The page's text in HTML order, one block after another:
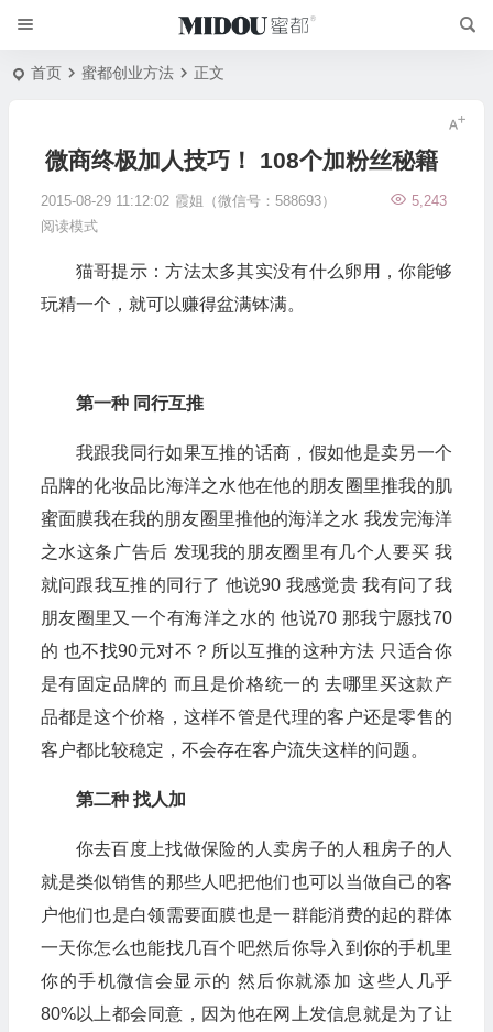
首页 蜜都创业方法 正文
微商终极加人技巧！ 108个加粉丝秘籍
2015-08-29 11:12:02 霞姐（微信号：588693）
5,243
阅读模式
猫哥提示：方法太多其实没有什么卵用，你能够
玩精一个，就可以赚得盆满钵满。
第一种 同行互推
我跟我同行如果互推的话商，假如他是卖另一个
品牌的化妆品比海洋之水他在他的朋友圈里推我的肌
蜜面膜我在我的朋友圈里推他的海洋之水 我发完海洋
之水这条广告后 发现我的朋友圈里有几个人要买 我
就问跟我互推的同行了 他说90 我感觉贵 我有问了我
朋友圈里又一个有海洋之水的 他说70 那我宁愿找70
的 也不找90元对不？所以互推的这种方法 只适合你
是有固定品牌的 而且是价格统一的 去哪里买这款产
品都是这个价格，这样不管是代理的客户还是零售的
客户都比较稳定，不会存在客户流失这样的问题。
第二种 找人加
你去百度上找做保险的人卖房子的人租房子的人
就是类似销售的那些人吧把他们也可以当做自己的客
户他们也是白领需要面膜也是一群能消费的起的群体
一天你怎么也能找几百个吧然后你导入到你的手机里
你的手机微信会显示的 然后你就添加 这些人几乎
80%以上都会同意，因为他在网上发信息就是为了让